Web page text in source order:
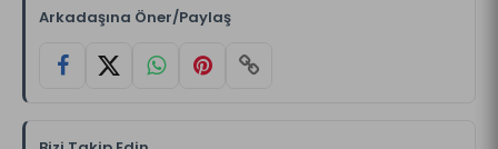
Arkadaşına Öner/Paylaş